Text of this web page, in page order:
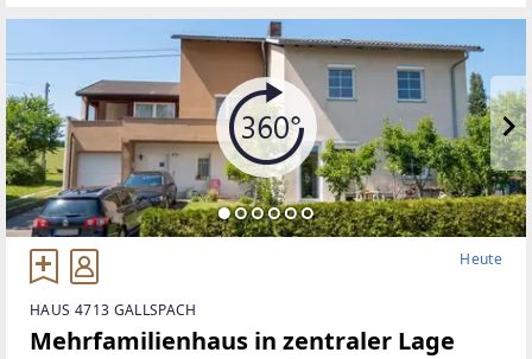
Heute
HAUS 4713 GALLSPACH
Mehrfamilienhaus in zentraler Lage